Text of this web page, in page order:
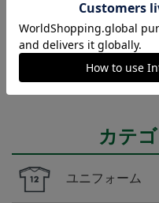
東京Ｖ
東京ヴェルディ
方に！全グッ
カテ
ユニフォーム